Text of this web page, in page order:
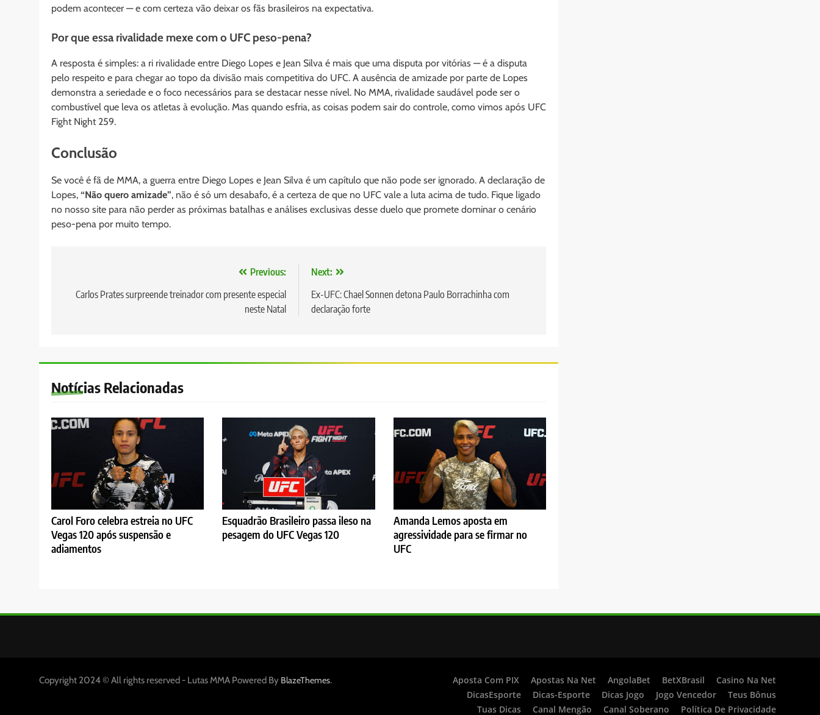
podem acontecer — e com certeza vão deixar os fãs brasileiros na expectativa.
Por que essa rivalidade mexe com o UFC peso-pena?
A resposta é simples: a ri rivalidade entre Diego Lopes e Jean Silva é mais que uma disputa por vitórias — é a disputa
pelo respeito e para chegar ao topo da divisão mais competitiva do UFC. A ausência de amizade por parte de Lopes
demonstra a seriedade e o foco necessários para se destacar nesse nível. No MMA, rivalidade saudável pode ser o
combustível que leva os atletas à evolução. Mas quando esfria, as coisas podem sair do controle, como vimos após UFC
Fight Night 259.
Conclusão
Se você é fã de MMA, a guerra entre Diego Lopes e Jean Silva é um capítulo que não pode ser ignorado. A declaração de
Lopes, “Não quero amizade”, não é só um desabafo, é a certeza de que no UFC vale a luta acima de tudo. Fique ligado
no nosso site para não perder as próximas batalhas e análises exclusivas desse duelo que promete dominar o cenário
peso-pena por muito tempo.
de
Previous:
Carlos Prates surpreende treinador com presente especial
neste Natal
Next:
Ex-UFC: Chael Sonnen detona Paulo Borrachinha com
declaração forte
Notícias Relacionadas
Carol Foro celebra estreia no UFC
Vegas 120 após suspensão e
adiamentos
Esquadrão Brasileiro passa ileso na
pesagem do UFC Vegas 120
Amanda Lemos aposta em
agressividade para se firmar no
UFC
Copyright 2024 © All rights reserved - Lutas MMA Powered By BlazeThemes. Aposta Com PIX Apostas Na Net AngolaBet BetXBrasil
Casino Na Net
DicasEsporte
Dicas-Esporte Dicas Jogo Jogo Vencedor
Teus Bônus
Tuas Dicas
Canal Mengão Canal Soberano Política De Privacidade